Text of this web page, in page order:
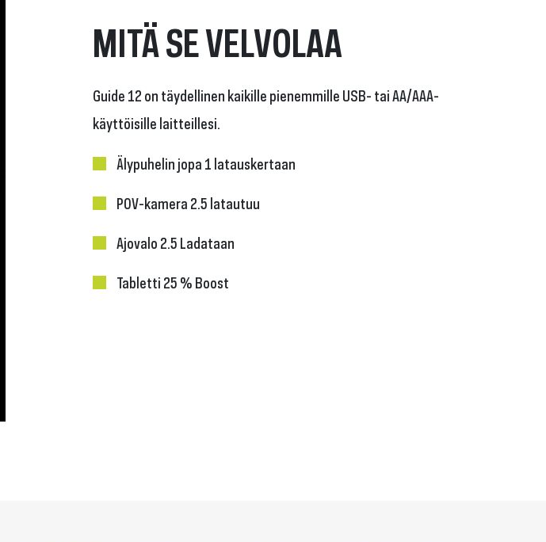
MITÄ SE VELVOLAA
Guide 12 on täydellinen kaikille pienemmille USB- tai AA/AAA-
käyttöisille laitteillesi.
Älypuhelin jopa 1 latauskertaan
POV-kamera 2.5 latautuu
Ajovalo 2.5 Ladataan
Tabletti 25 % Boost